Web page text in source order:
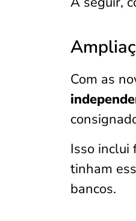
Com as
Isso inclui
tinham
bancos.